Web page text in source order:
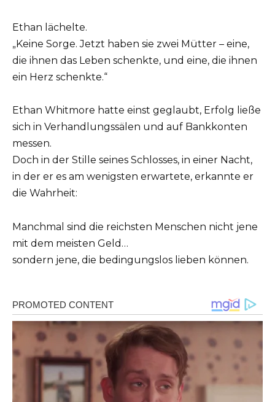
Ethan lächelte.
„Keine Sorge. Jetzt haben sie zwei Mütter – eine,
die ihnen das Leben schenkte, und eine, die ihnen
ein Herz schenkte.“
Ethan Whitmore hatte einst geglaubt, Erfolg ließe
sich in Verhandlungssälen und auf Bankkonten
messen.
Doch in der Stille seines Schlosses, in einer Nacht,
in der er es am wenigsten erwartete, erkannte er
die Wahrheit:
Manchmal sind die reichsten Menschen nicht jene
mit dem meisten Geld…
sondern jene, die bedingungslos lieben können.